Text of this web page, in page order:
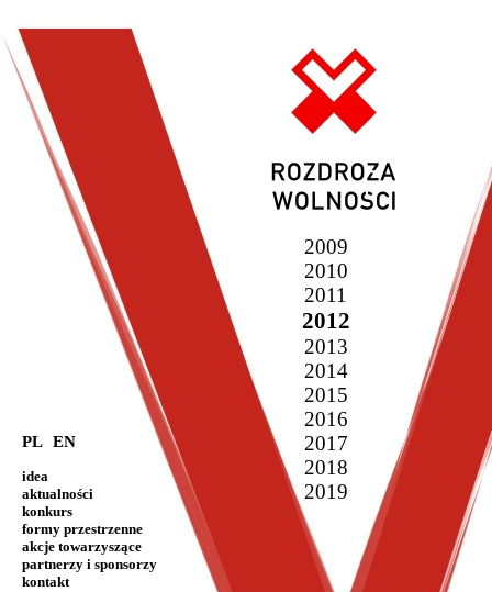
2009
2010
2011
2012
2013
2014
2015
2016
2017
2018
2019
PL EN
idea
aktualności
konkurs
formy przestrzenne
akcje towarzyszące
partnerzy i sponsorzy
kontakt